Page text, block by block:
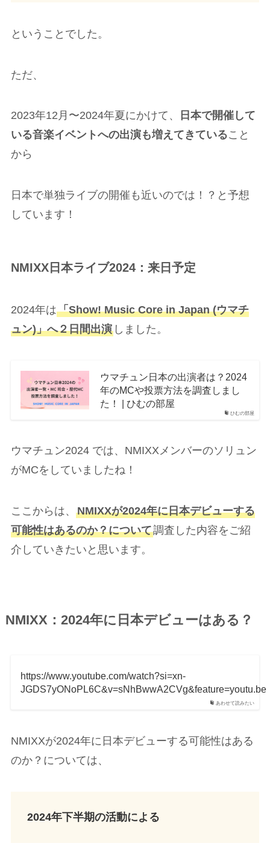
ということでした。
ただ、
2023年12月〜2024年夏にかけて、
日本で開催して
いる音楽イベントへの出演も増えてきていること
から
日本で単独ライブの開催も近いのでは！？と予想
しています！
NMIXX日本ライブ2024：来日予定
2024年は「Show! Music Core in Japan (ウマチ
ュン)」へ２日間出演しました。
ひむの部屋
ウマチュン日本の出演者は？2024
年のMCや投票方法を調査しまし
た！ | ひむの部屋
ウマチュン2024 では、NMIXXメンバーのソリュン
がMCをしていましたね！
ここからは、 NMIXXが2024年に日本デビューする
可能性はあるのか？について調査した内容をご紹
介していきたいと思います。
NMIXX：2024年に日本デビューはある？
あわせて読みたい
https://www.youtube.com/watch?si=xn-
JGDS7yONoPL6C&v=sNhBwwA2CVg&feature=youtu.be
NMIXXが2024年に日本デビューする可能性はある
のか？については、
2024年下半期の活動による